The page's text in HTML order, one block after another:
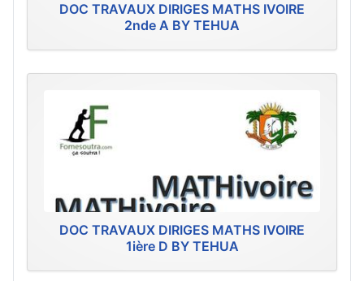
DOC TRAVAUX DIRIGES MATHS IVOIRE
2nde A BY TEHUA
DOC TRAVAUX DIRIGES MATHS IVOIRE
1ière D BY TEHUA